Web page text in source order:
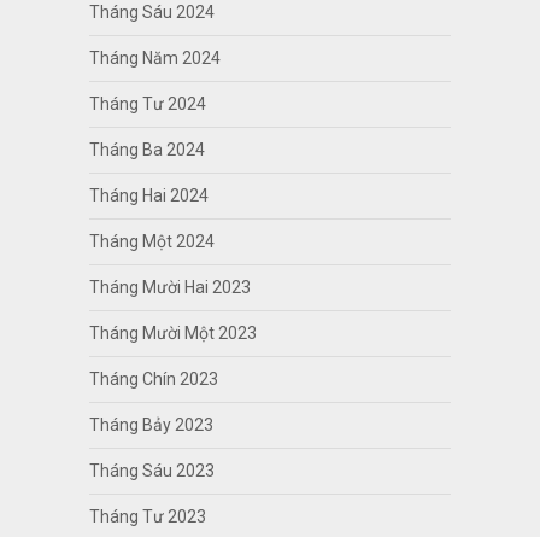
Tháng Sáu 2024
Tháng Năm 2024
Tháng Tư 2024
Tháng Ba 2024
Tháng Hai 2024
Tháng Một 2024
Tháng Mười Hai 2023
Tháng Mười Một 2023
Tháng Chín 2023
Tháng Bảy 2023
Tháng Sáu 2023
Tháng Tư 2023